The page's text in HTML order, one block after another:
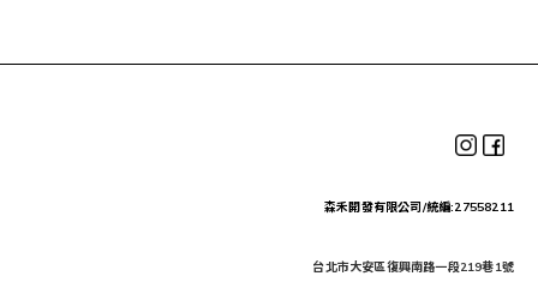
森禾開發有限公司/統編:27558211
台北市大安區復興南路一段219巷1號